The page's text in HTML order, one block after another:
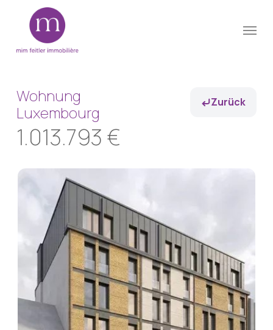
Menu
Wohnung
Luxembourg
1.013.793 €
Zurück
Close